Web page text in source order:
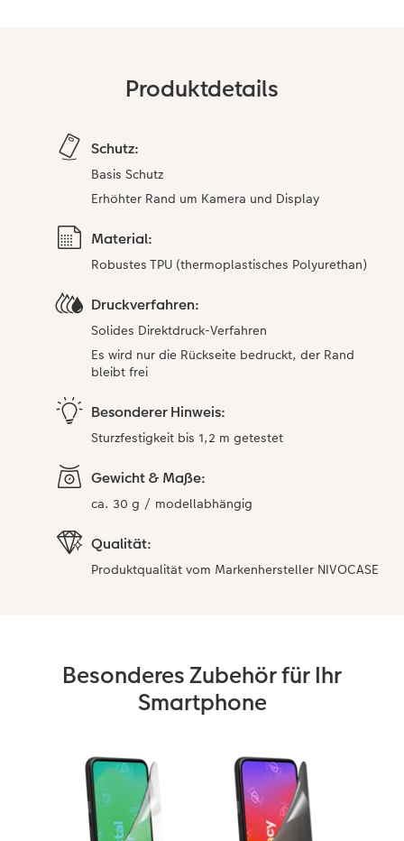
Inspiration
Neuheiten
Neuheiten
Produktdetails
Schutz:
Basis Schutz
Erhöhter Rand um Kamera und Display
Material:
Robustes TPU (thermoplastisches Polyurethan)
Druckverfahren:
Solides Direktdruck-Verfahren
Es wird nur die Rückseite bedruckt, der Rand
bleibt frei
Besonderer Hinweis:
Sturzfestigkeit bis 1,2 m getestet
Gewicht & Maße:
ca. 30 g / modellabhängig
Qualität:
Produktqualität vom Markenhersteller NIVOCASE
Besonderes Zubehör für Ihr
Smartphone